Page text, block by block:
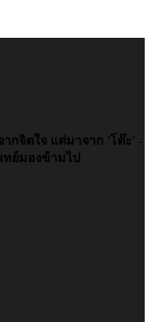
กจิตใจ แต่มาจาก 'โต๊ะ' -
ย์มองข้ามไป